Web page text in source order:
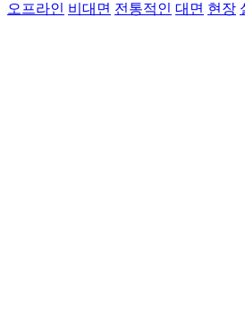
오프라인 비대면 전통적인 대면 현장